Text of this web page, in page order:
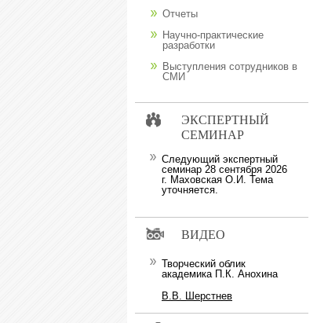
Отчеты
Научно-практические
разработки
Выступления сотрудников в
СМИ
ЭКСПЕРТНЫЙ
СЕМИНАР
Следующий экспертный
семинар 28 сентября 2026
г. Маховская О.И. Тема
уточняется.
ВИДЕО
Творческий облик
академика П.К. Анохина
В.В. Шерстнев